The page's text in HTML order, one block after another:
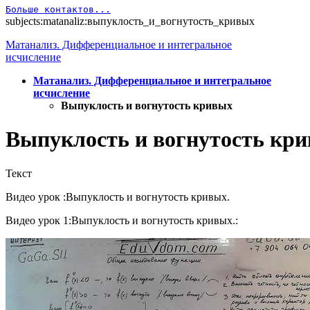
Больше контактов...
subjects:matanaliz:выпуклость_и_вогнутость_кривых
Матанализ. Дифференциальное и интегральное
исчисление
Матанализ. Дифференциальное и интегральное
исчисление
Выпуклость и вогнутость кривых
Выпуклость и вогнутость
Текст
Видео урок :Выпуклость и вогнутость кривых.
Видео урок 1:Выпуклость и вогнутость кривых.: